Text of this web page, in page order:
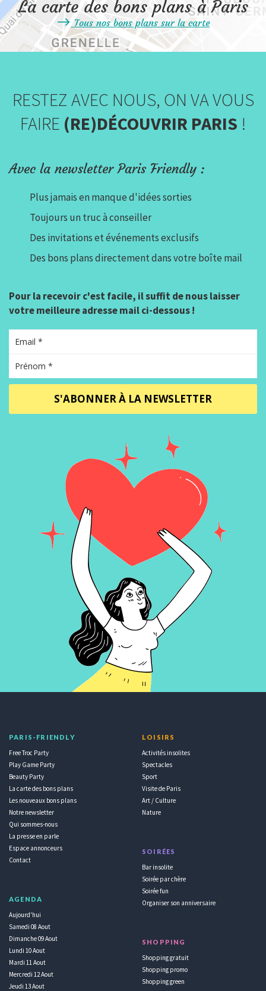
La carte des bons plans à Paris
Tous nos bons plans sur la carte
RESTEZ AVEC NOUS, ON VA VOUS
FAIRE (RE)DÉCOUVRIR PARIS !
Avec la newsletter Paris Friendly :
Plus jamais en manque d'idées sorties
Toujours un truc à conseiller
Des invitations et événements exclusifs
Des bons plans directement dans votre boîte mail
Pour la recevoir c'est facile, il suffit de nous laisser
votre meilleure adresse mail ci-dessous !
S'ABONNER À LA NEWSLETTER
PARIS-FRIENDLY
Free Troc Party
Play Game Party
Beauty Party
La carte des bons plans
Les nouveaux bons plans
Notre newsletter
Qui sommes-nous
La presse en parle
Espace annonceurs
Contact
AGENDA
Aujourd'hui
Samedi 08 Aout
Dimanche 09 Aout
Lundi 10 Aout
Mardi 11 Aout
Mercredi 12 Aout
Jeudi 13 Aout
LOISIRS
Activités insolites
Spectacles
Sport
Visite de Paris
Art / Culture
Nature
SOIRÉES
Bar insolite
Soirée par chère
Soirée fun
Organiser son anniversaire
SHOPPING
Shopping gratuit
Shopping promo
Shopping green